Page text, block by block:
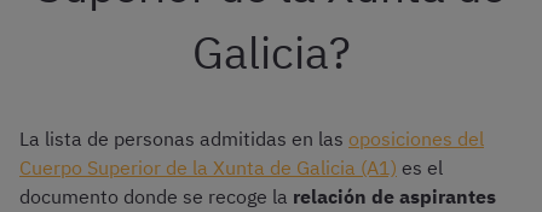
Galicia?
La lista de personas admitidas en las oposiciones del
Cuerpo Superior de la Xunta de Galicia (A1) es el
documento donde se recoge la relación de aspirantes